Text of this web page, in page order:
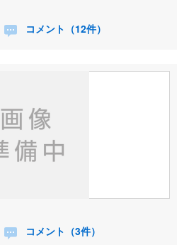
コメント（12件）
コメント（3件）